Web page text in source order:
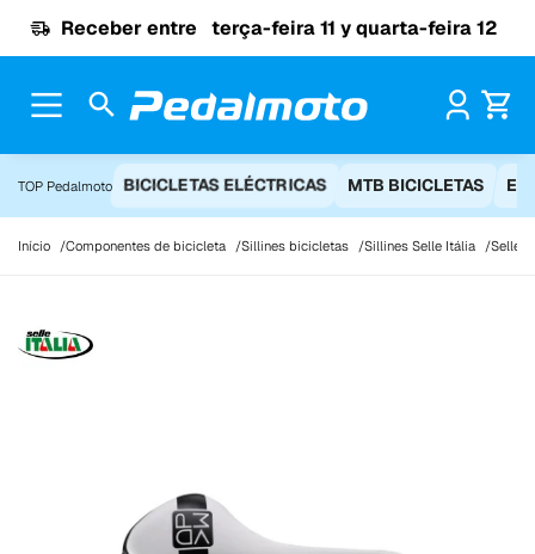
Receber entre terça-feira 11 y quarta-feira 12
TOP Pedalmoto BICICLETAS ELÉCTRICAS MTB BICICLETAS
Início Componentes de bicicleta Sillines bicicletas Sillines Selle Itália Selle